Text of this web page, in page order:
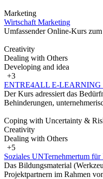
Marketing
Wirtschaft Marketing
Umfassender Online-Kurs
Creativity
Dealing with Others
Developing and idea
+3
ENTRE4ALL E-LEARNING
Der Kurs adressiert das
Behinderungen,
Coping with Uncertainty &
Creativity
Dealing with Others
+5
Soziales UNTernehmertum für
Das Bildungsmaterial
Projektpartnern im Rahmen